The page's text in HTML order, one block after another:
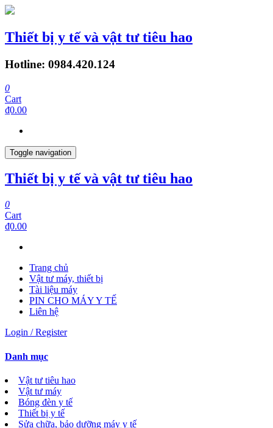
Thiết bị y tế và vật tư tiêu hao
Hotline: 0984.420.124
0
Cart
₫0.00
Toggle navigation
Thiết bị y tế và vật tư tiêu hao
0
Cart
₫0.00
Trang chủ
Vật tư máy, thiết bị
Tài liệu máy
PIN CHO MÁY Y TẾ
Liên hệ
Login / Register
Danh mục
Vật tư tiêu hao
Vật tư máy
Bóng đèn y tế
Thiết bị y tế
Sửa chữa, bảo dưỡng máy y tế